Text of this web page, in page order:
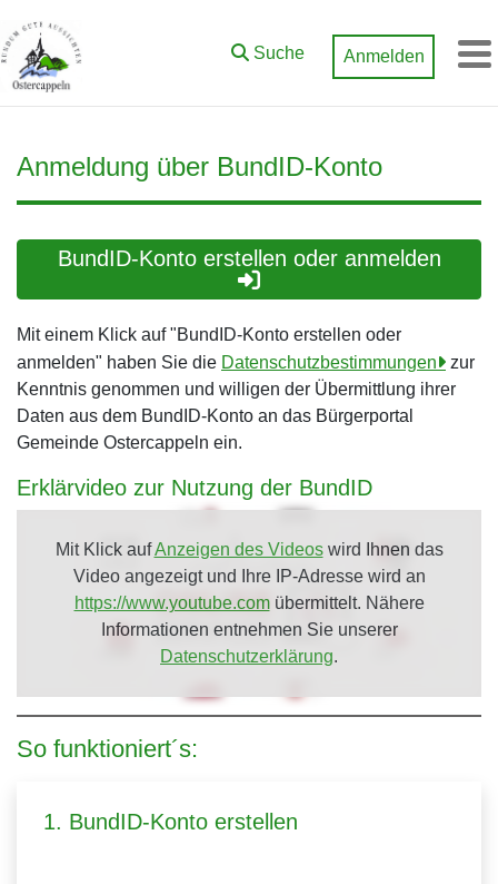
Zum Hauptinhalt springen
Suche Anmelden
Anmeldung über BundID-Konto
BundID-Konto erstellen oder anmelden
Mit einem Klick auf "BundID-Konto erstellen oder
anmelden" haben Sie die Datenschutzbestimmungen
zur
Kenntnis genommen und willigen der Übermittlung ihrer
Daten aus dem BundID-Konto an das Bürgerportal
Gemeinde Ostercappeln ein.
Erklärvideo zur Nutzung der BundID
Mit Klick aufAnzeigen des Videoswird Ihnen das
Video angezeigt und Ihre IP-Adresse wird an
https://www.youtube.comübermittelt. Nähere
Informationen entnehmen Sie unserer
Datenschutzerklärung.
So funktioniert´s:
1. BundID-Konto erstellen